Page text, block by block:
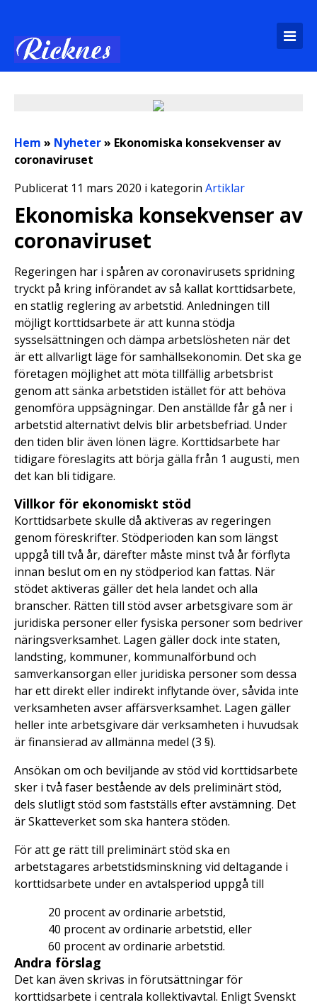
Hem » Nyheter» Ekonomiska konsekvenser av
coronaviruset
Publicerat 11 mars 2020 i kategorin Artiklar
Ekonomiska konsekvenser av
coronaviruset
Regeringen har i spåren av coronavirusets spridning
tryckt på kring införandet av så kallat korttidsarbete,
en statlig reglering av arbetstid. Anledningen till
möjligt korttidsarbete är att kunna stödja
sysselsättningen och dämpa arbetslösheten när det
är ett allvarligt läge för samhällsekonomin. Det ska ge
företagen möjlighet att möta tillfällig arbetsbrist
genom att sänka arbetstiden istället för att behöva
genomföra uppsägningar. Den anställde får gå ner i
arbetstid alternativt delvis blir arbetsbefriad. Under
den tiden blir även lönen lägre. Korttidsarbete har
tidigare föreslagits att börja gälla från 1 augusti, men
det kan bli tidigare.
Villkor för ekonomiskt stöd
Korttidsarbete skulle då aktiveras av regeringen
genom föreskrifter. Stödperioden kan som längst
uppgå till två år, därefter måste minst två år förflyta
innan beslut om en ny stödperiod kan fattas. När
stödet aktiveras gäller det hela landet och alla
branscher. Rätten till stöd avser arbetsgivare som är
juridiska personer eller fysiska personer som bedriver
näringsverksamhet. Lagen gäller dock inte staten,
landsting, kommuner, kommunalförbund och
samverkansorgan eller juridiska personer som dessa
har ett direkt eller indirekt inflytande över, såvida inte
verksamheten avser affärsverksamhet. Lagen gäller
heller inte arbetsgivare där verksamheten i huvudsak
är finansierad av allmänna medel (3 §).
Ansökan om och beviljande av stöd vid korttidsarbete
sker i två faser bestående av dels preliminärt stöd,
dels slutligt stöd som fastställs efter avstämning. Det
är Skatteverket som ska hantera stöden.
För att ge rätt till preliminärt stöd ska en
arbetstagares arbetstidsminskning vid deltagande i
korttidsarbete under en avtalsperiod uppgå till
20 procent av ordinarie arbetstid,
40 procent av ordinarie arbetstid, eller
60 procent av ordinarie arbetstid.
Andra förslag
Det kan även skrivas in förutsättningar för
korttidsarbete i centrala kollektivavtal. Enligt Svenskt